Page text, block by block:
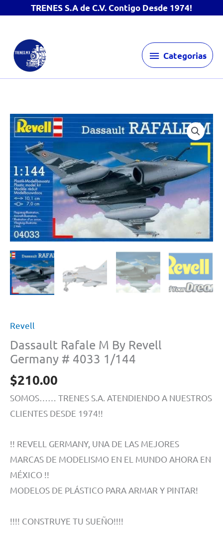
TRENES S.A de C.V. Contigo Desde 1974!
contenido
Categorias
Categorias
Revell
Dassault Rafale M By Revell
Germany # 4033 1/144
$210.00
SOMOS…… TRENES S.A. ATENDIENDO A NUESTROS
CLIENTES DESDE 1974!!
!! REVELL GERMANY, UNA DE LAS MEJORES
MARCAS DE MODELISMO EN EL MUNDO AHORA EN
MÉXICO !!
MODELOS DE PLÁSTICO PARA ARMAR Y PINTAR!
!!!! CONSTRUYE TU SUEÑO!!!!